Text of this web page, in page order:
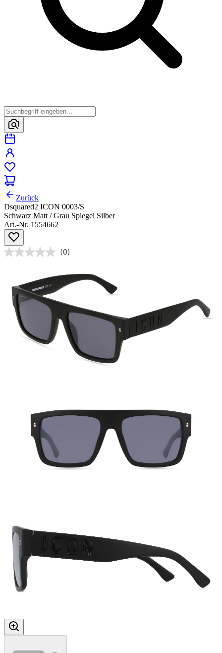
Zurück
Dsquared2 ICON 0003/S
Schwarz Matt / Grau Spiegel Silber
Art.-Nr. 1554662
(0)